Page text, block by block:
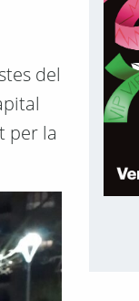
del
per la